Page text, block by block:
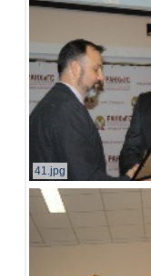
41.jpg